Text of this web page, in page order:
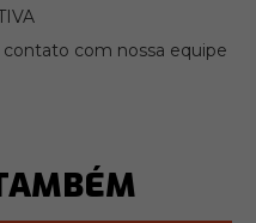
com nossa equipe